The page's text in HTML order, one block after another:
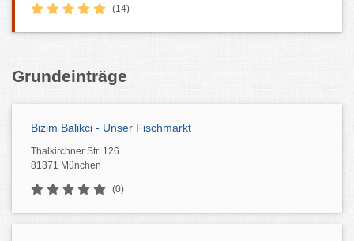
(14)
Grundeinträge
Bizim Balikci - Unser Fischmarkt
Thalkirchner Str. 126
81371 München
(0)